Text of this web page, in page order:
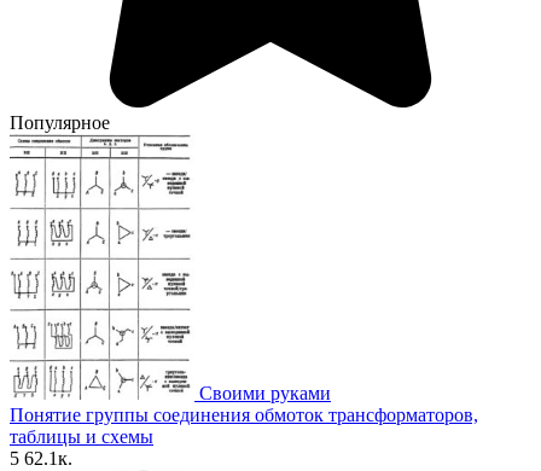
Популярное
Своими руками
Понятие группы соединения обмоток трансформаторов,
таблицы и схемы
5 62.1к.